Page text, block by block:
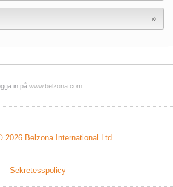
in på www.belzona.com
2026 Belzona International Ltd.
Sekretesspolicy